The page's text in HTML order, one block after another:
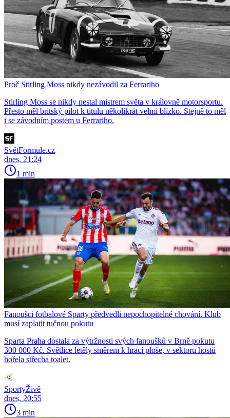
Proč Stirling Moss nikdy nezávodil za Ferrariho
Stirling Moss se nikdy nestal mistrem světa v královně motorsportu.
Přesto měl britský pilot k titulu několikrát velmi blízko. Stejně to měl
i se závodním postem u Ferrariho.
SvětFormule.cz
dnes, 21:24
1 min
Fanoušci fotbalové Sparty předvedli nepochopitelné chování. Klub
musí zaplatit tučnou pokutu
Sparta Praha dostala za výtržnosti svých fanoušků v Brně pokutu
300 000 Kč. Světlice letěly směrem k hrací ploše, v sektoru hostů
hořela střecha toalet.
SportyŽivě
dnes, 20:55
3 min